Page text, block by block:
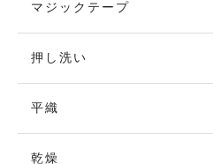
マジックテープ
押し洗い
平織
乾燥